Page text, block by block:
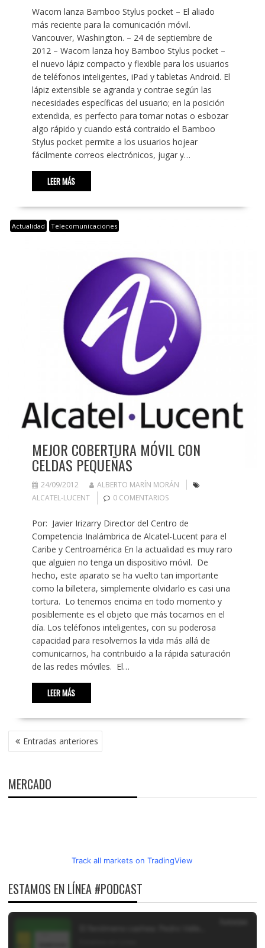
Wacom lanza Bamboo Stylus pocket – El aliado
más reciente para la comunicación móvil.
Vancouver, Washington. – 24 de septiembre de
2012 – Wacom lanza hoy Bamboo Stylus pocket –
el nuevo lápiz compacto y flexible para los usuarios
de teléfonos inteligentes, iPad y tabletas Android. El
lápiz extensible se agranda y contrae según las
necesidades específicas del usuario; en la posición
extendida, es perfecto para tomar notas o esbozar
algo rápido y cuando está contraido el Bamboo
Stylus pocket permite a los usuarios hojear
fácilmente correos electrónicos, jugar y…
LEER MÁS
Actualidad Telecomunicaciones
MEJOR COBERTURA MÓVIL CON
CELDAS PEQUEÑAS
24/09/2012
ALBERTO MARÍN MORÁN
ALCATEL-LUCENT
0 COMENTARIOS
Por: Javier Irizarry Director del Centro de
Competencia Inalámbrica de Alcatel-Lucent para el
Caribe y Centroamérica En la actualidad es muy raro
que alguien no tenga un dispositivo móvil. De
hecho, este aparato se ha vuelto tan importante
como la billetera, simplemente olvidarlo es casi una
tortura. Lo tenemos encima en todo momento y
posiblemente es el objeto que más tocamos en el
día. Los teléfonos inteligentes, con su poderosa
capacidad para resolvernos la vida más allá de
comunicarnos, ha contribuido a la rápida saturación
de las redes móviles. El…
LEER MÁS
NAVEGACIÓN
DE Entradas anteriores
MERCADO
Track all markets on TradingView
ESTAMOS EN LÍNEA #PODCAST